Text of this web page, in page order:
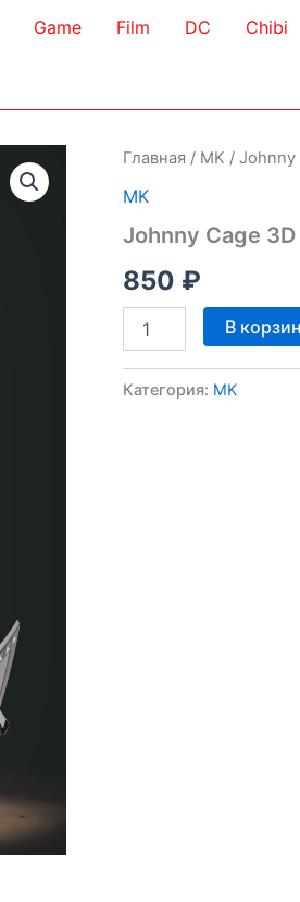
Game Film DC Chibi
Главная / MK / Johnny
MK
Johnny Cage
850 ₽
Количество
товара
Cage
В
Категория: MK